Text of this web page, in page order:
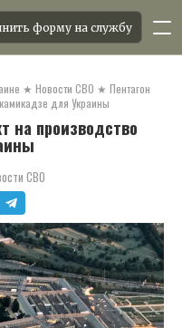
форму на службу
★ Новости СВО ★ Пентагон
для Украины
на производство
СВО